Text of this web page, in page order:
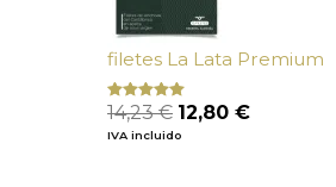
filetes La Lata Premium
Valorado
con
de 5
14,23€ El
precio
12,80 €El
IVA incluido